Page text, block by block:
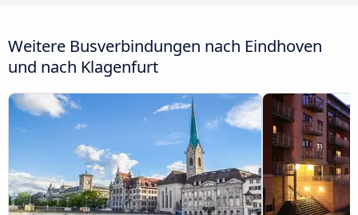
Weitere Busverbindungen nach Eindhoven
und nach Klagenfurt